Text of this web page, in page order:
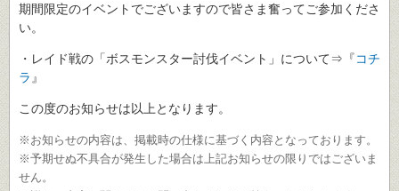
期間限定のイベントでございますので皆さま奮ってご参加くださ
い。
・レイド戦の「ボスモンスター討伐イベント」について⇒『コチ
ラ 』
この度のお知らせは以上となります。
※お知らせの内容は、掲載時の仕様に基づく内容となっております。
※予期せぬ不具合が発生した場合は上記お知らせの限りではございま
せん。